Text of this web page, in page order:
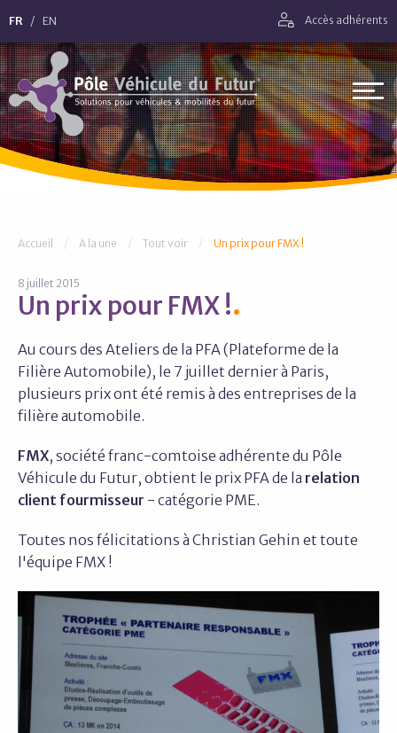
Aller directement au contenu
FR EN Accès adhérents
Pôle Véhicule du Futur
Vous êtes ici :
Accueil A la une Tout voir Un prix pour FMX !
8 juillet 2015
Un prix pour FMX !
Au cours des Ateliers de la PFA (Plateforme de la
Filière Automobile), le 7 juillet dernier à Paris,
plusieurs prix ont été remis à des entreprises de la
filière automobile.
FMX, société franc-comtoise adhérente du Pôle
Véhicule du Futur, obtient le prix PFA de la relation
client fourmisseur - catégorie PME.
Toutes nos félicitations à Christian Gehin et toute
l'équipe FMX !